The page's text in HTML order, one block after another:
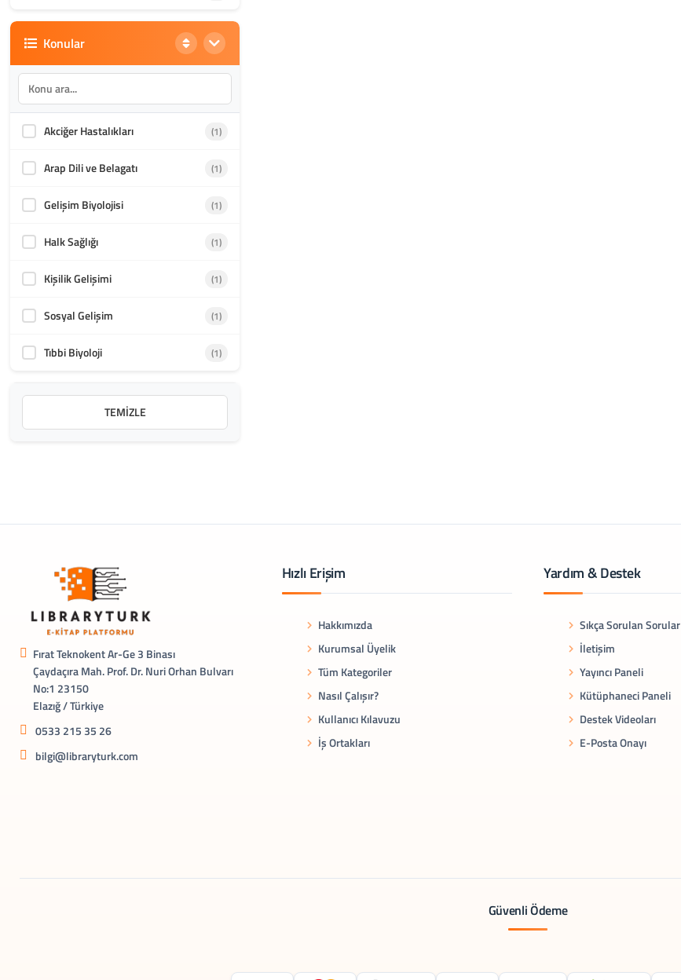
Konular
Akciğer Hastalıkları (1)
Arap Dili ve Belagatı (1)
Gelişim Biyolojisi (1)
Halk Sağlığı (1)
Kişilik Gelişimi (1)
Sosyal Gelişim (1)
Tıbbi Biyoloji (1)
TEMIZLE
Fırat Teknokent Ar-Ge 3 Binası
Çaydaçıra Mah. Prof. Dr. Nuri Orhan Bulvarı
No:1 23150
Elazığ / Türkiye
0533 215 35 26
bilgi@libraryturk.com
Hızlı Erişim
Hakkımızda
Kurumsal Üyelik
Tüm Kategoriler
Nasıl Çalışır?
Kullanıcı Kılavuzu
İş Ortakları
Yardım & Destek
Sıkça Sorulan Sorular
İletişim
Yayıncı Paneli
Kütüphaneci Paneli
Destek Videoları
E-Posta Onayı
Güvenli Ödeme